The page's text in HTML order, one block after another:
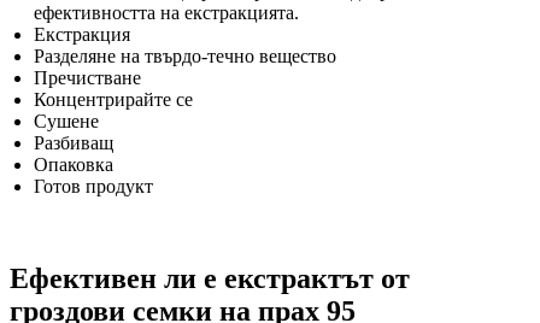
ефективността на екстракцията.
Екстракция
Разделяне на твърдо-течно вещество
Пречистване
Концентрирайте се
Сушене
Разбиващ
Опаковка
Готов продукт
Ефективен ли е екстрактът от
гроздови семки на прах 95